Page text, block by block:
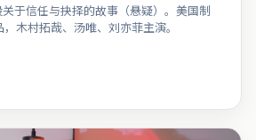
关于信任与抉择的故事（悬疑）。美国制
木村拓哉、汤唯、刘亦菲主演。